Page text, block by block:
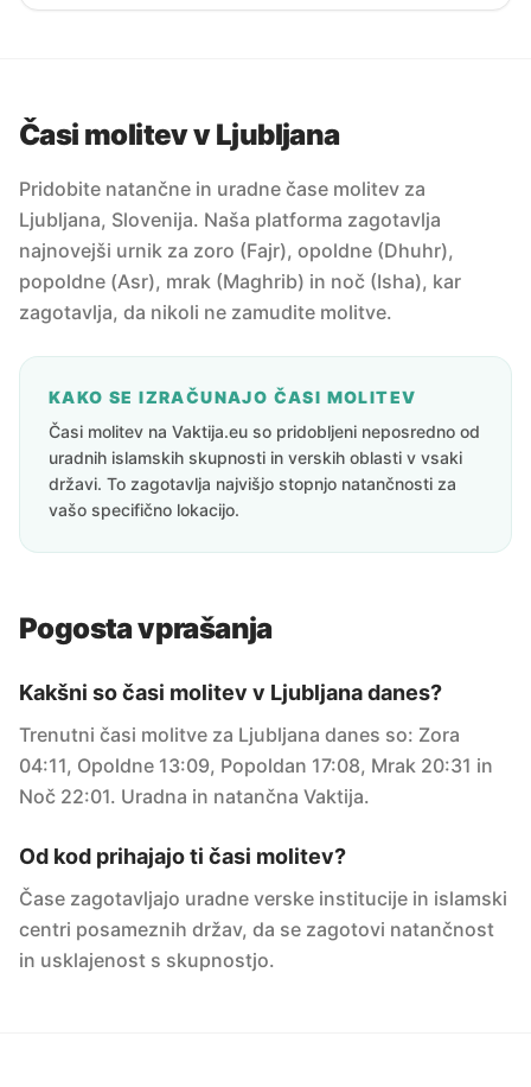
Časi molitev v Ljubljana
Pridobite natančne in uradne čase molitev za
Ljubljana, Slovenija. Naša platforma zagotavlja
najnovejši urnik za zoro (Fajr), opoldne (Dhuhr),
popoldne (Asr), mrak (Maghrib) in noč (Isha), kar
zagotavlja, da nikoli ne zamudite molitve.
KAKO SE IZRAČUNAJO ČASI MOLITEV
Časi molitev na Vaktija.eu so pridobljeni neposredno od
uradnih islamskih skupnosti in verskih oblasti v vsaki
državi. To zagotavlja najvišjo stopnjo natančnosti za
vašo specifično lokacijo.
Pogosta vprašanja
Kakšni so časi molitev v Ljubljana danes?
Trenutni časi molitve za Ljubljana danes so: Zora
04:11, Opoldne 13:09, Popoldan 17:08, Mrak 20:31 in
Noč 22:01. Uradna in natančna Vaktija.
Od kod prihajajo ti časi molitev?
Čase zagotavljajo uradne verske institucije in islamski
centri posameznih držav, da se zagotovi natančnost
in usklajenost s skupnostjo.